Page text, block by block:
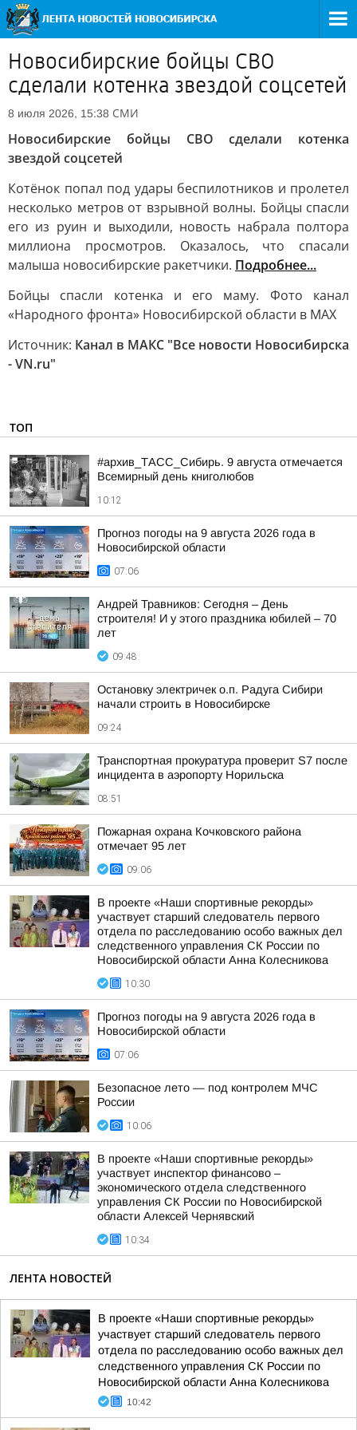
Новосибирские бойцы СВО
сделали котенка звездой соцсетей
8 июля 2026, 15:38 СМИ
Новосибирские бойцы СВО сделали котенка
звездой соцсетей
Котёнок попал под удары беспилотников и пролетел
несколько метров от взрывной волны. Бойцы спасли
его из руин и выходили, новость набрала полтора
миллиона просмотров. Оказалось, что спасали
малыша новосибирские ракетчики. Подробнее...
Бойцы спасли котенка и его маму. Фото канал
«Народного фронта» Новосибирской области в МАХ
Источник: Канал в МАКС "Все новости Новосибирска
- VN.ru"
ТОП
#архив_ТАСС_Сибирь. 9 августа отмечается
Всемирный день книголюбов
10:12
Прогноз погоды на 9 августа 2026 года в
Новосибирской области
07:06
Андрей Травников: Сегодня – День
строителя! И у этого праздника юбилей – 70
лет
09:48
Остановку электричек о.п. Радуга Сибири
начали строить в Новосибирске
09:24
Транспортная прокуратура проверит S7 после
инцидента в аэропорту Норильска
08:51
Пожарная охрана Кочковского района
отмечает 95 лет
09:06
В проекте «Наши спортивные рекорды»
участвует старший следователь первого
отдела по расследованию особо важных дел
следственного управления СК России по
Новосибирской области Анна Колесникова
10:30
Прогноз погоды на 9 августа 2026 года в
Новосибирской области
07:06
Безопасное лето — под контролем МЧС
России
10:06
В проекте «Наши спортивные рекорды»
участвует инспектор финансово –
экономического отдела следственного
управления СК России по Новосибирской
области Алексей Чернявский
10:34
ЛЕНТА НОВОСТЕЙ
В проекте «Наши спортивные рекорды»
участвует старший следователь первого
отдела по расследованию особо важных дел
следственного управления СК России по
Новосибирской области Анна Колесникова
10:42